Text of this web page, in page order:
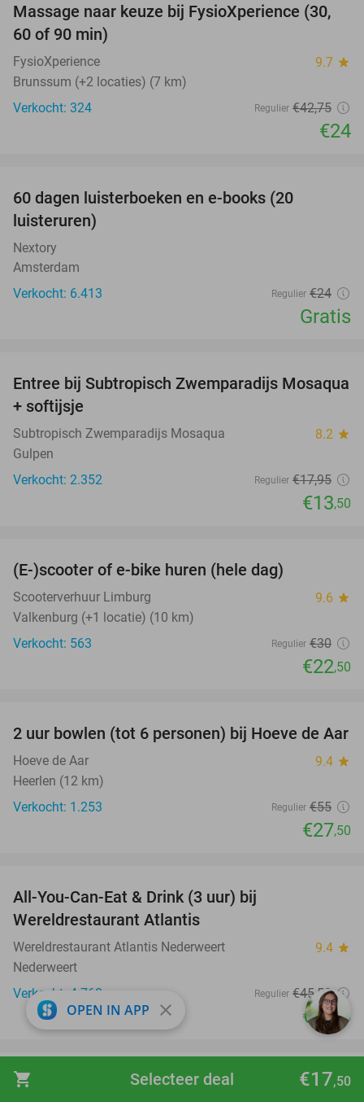
shopping_cart €17,50
Selecteer deal
44%
Massage naar keuze bij FysioXperience (30,
60 of 90 min)
FysioXperience 9.7 star
Brunssum (+2 locaties) (7 km)
Verkocht: 324
Regulier €42,75
€24
60 dagen luisterboeken en e-books (20
luisteruren)
Nextory
Amsterdam
Verkocht: 6.413
Regulier €24
Gratis
25%
Entree bij Subtropisch Zwemparadijs Mosaqua
+ softijsje
Subtropisch Zwemparadijs Mosaqua 8.2 star
Gulpen
Verkocht: 2.352
Regulier €17,95
€13,50
(E-)scooter of e-bike huren (hele dag)
Scooterverhuur Limburg 9.6 star
Valkenburg (+1 locatie) (10 km)
Verkocht: 563
Regulier €30
€22,50
50%
2 uur bowlen (tot 6 personen) bij Hoeve de Aar
Hoeve de Aar 9.4 star
Heerlen (12 km)
Verkocht: 1.253
Regulier €55
€27,50
All-You-Can-Eat & Drink (3 uur) bij
Wereldrestaurant Atlantis
Wereldrestaurant Atlantis Nederweert 9.4 star
Nederweert
Verkocht: 4.768
Regulier €45 ,50
€36,95
24%
Dagentree voor het Natur- und Tierpark
OPEN IN APP close